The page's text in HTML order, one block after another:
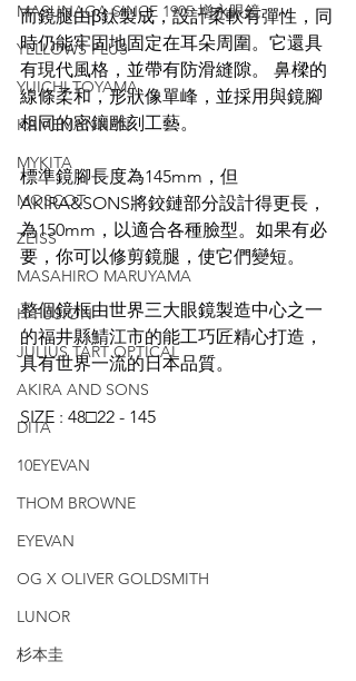
MASUNAGA SINCE 1905 增永眼鏡
YELLOWS PLUS
YUICHI TOYAMA
KAMEMANNEN
MYKITA
MOSCOT
ZEISS
MASAHIRO MARUYAMA
H-FUSION
JULIUS TART OPTICAL
AKIRA AND SONS
DITA
10EYEVAN
THOM BROWNE
EYEVAN
OG X OLIVER GOLDSMITH
LUNOR
杉本圭
而鏡腿由β鈦製成，設計柔軟有彈性，同
時仍能牢固地固定在耳朵周圍。它還具
有現代風格，並帶有防滑縫隙。 鼻樑的
線條柔和，形狀像單峰，並採用與鏡腳
相同的密鑲雕刻工藝。
標準鏡腳長度為145mm，但
AKIRA&SONS將鉸鏈部分設計得更長，
為150mm，以適合各種臉型。如果有必
要，你可以修剪鏡腿，使它們變短。
整個鏡框由世界三大眼鏡製造中心之一
的福井縣鯖江市的能工巧匠精心打造，
具有世界一流的日本品質。
SIZE : 48□22 - 145